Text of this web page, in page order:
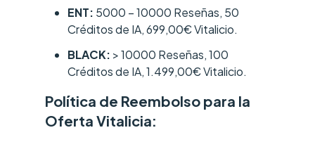
ENT: 5000 – 10000 Reseñas, 50
Créditos de IA, 699,00€ Vitalicio.
BLACK: > 10000 Reseñas, 100
Créditos de IA, 1.499,00€ Vitalicio.
Política de Reembolso para la
Oferta Vitalicia: